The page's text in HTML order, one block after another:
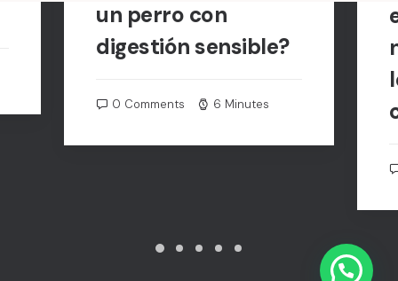
un perro con
digestión sensible?
0 Comments 6 Minutes